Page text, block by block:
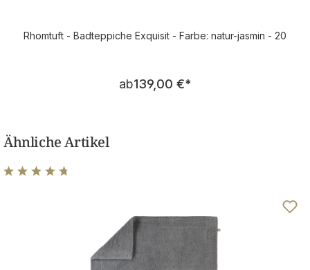
Rhomtuft - Badteppiche Exquisit - Farbe: natur-jasmin - 20
Regulärer Preis:
ab139,00 €*
Ähnliche Artikel